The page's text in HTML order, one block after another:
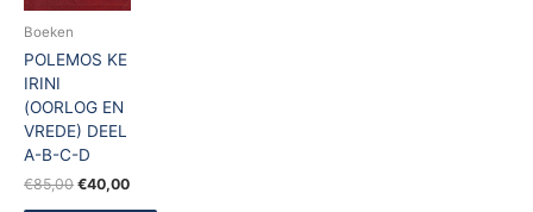
Boeken
POLEMOS KE
IRINI
(OORLOG EN
VREDE) DEEL
A-B-C-D
€85,00 €40,00